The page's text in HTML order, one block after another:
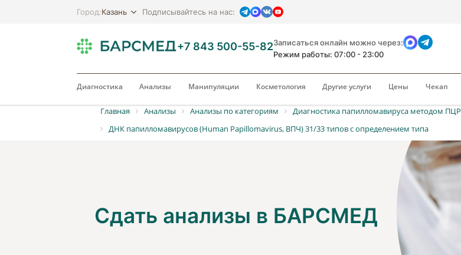
Город:Казань Подписывайтесь на нас:
+7 843 500-55-82Записаться онлайн можно через:
Режим работы: 07:00 - 23:00
Диагностика Анализы Манипуляции Косметология Другие услуги Цены Чекап
Главная Анализы Анализы по категориям
Диагностика папилломавируса методом ПЦР
ДНК папилломавирусов (Human Papillomavirus, ВПЧ) 31/33 типов с определением типа
Сдать анализы в БАРСМЕД